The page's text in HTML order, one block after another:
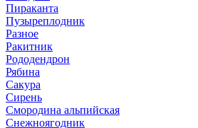
Пираканта
Пузыреплодник
Разное
Ракитник
Рододендрон
Рябина
Сакура
Сирень
Смородина альпийская
Снежноягодник